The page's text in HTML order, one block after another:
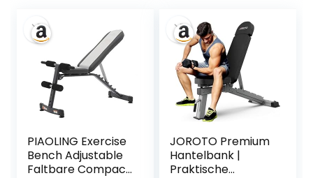
PIAOLING Exercise
Bench Adjustable
Faltbare Compact
JOROTO Premium
Hantelbank |
Praktische